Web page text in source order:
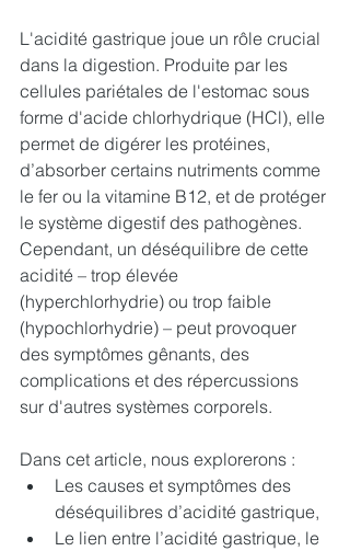
L'acidité gastrique joue un rôle crucial
dans la digestion. Produite par les
cellules pariétales de l'estomac sous
forme d'acide chlorhydrique (HCl), elle
permet de digérer les protéines,
d’absorber certains nutriments comme
le fer ou la vitamine B12, et de protéger
le système digestif des pathogènes.
Cependant, un déséquilibre de cette
acidité – trop élevée
(hyperchlorhydrie) ou trop faible
(hypochlorhydrie) – peut provoquer
des symptômes gênants, des
complications et des répercussions
sur d'autres systèmes corporels.
Dans cet article, nous explorerons :
Les causes et symptômes des
déséquilibres d’acidité gastrique,
Le lien entre l’acidité gastrique, le